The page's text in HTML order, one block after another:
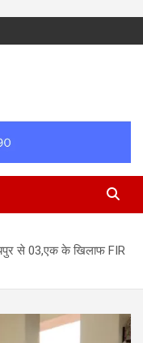
से 03,एक के खिलाफ FIR